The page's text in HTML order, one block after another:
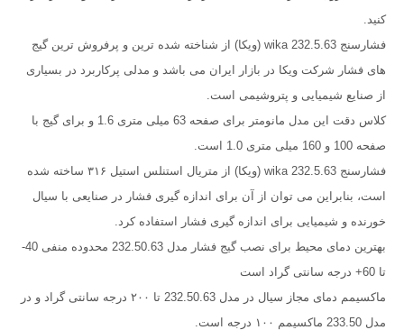
کنید.
فشارسنج 232.5.63 wika (ويکا) از شناخته شده ترین و پرفروش ترین گیج
های فشار شرکت ویکا در بازار ایران می باشد و مدلی پرکاربرد در بسیاری
از صنایع شیمیایی و پتروشیمی است.
کلاس دقت این مدل مانومتر برای صفحه 63 میلی متری 1.6 و برای گیج با
صفحه 100 و 160 میلی متری 1.0 است.
فشارسنج 232.5.63 wika (ويکا) از متریال استنلس استیل ۳۱۶ ساخته شده
است، بنابراین می توان از آن برای اندازه گیری فشار در صنایعی با سیال
خورنده و شیمیایی برای اندازه گیری فشار استفاده کرد.
بهترین دمای محیط برای نصب گیج فشار مدل 232.50.63 محدوده منفی 40-
تا 60+ درجه سانتی گراد است
ماکسیمم دمای مجاز سیال در مدل 232.50.63 تا ۲۰۰ درجه سانتی گراد و در
مدل 233.50 ماکسیمم ۱۰۰ درجه است.